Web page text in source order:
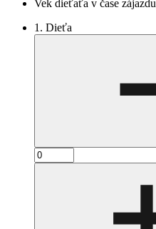
Vek dieťaťa v čase zájazdu
1. Dieťa